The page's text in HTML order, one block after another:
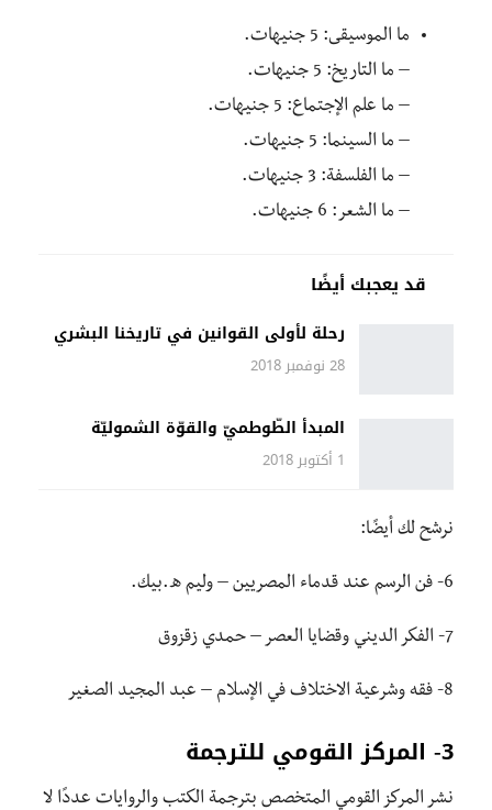
ما الموسيقى: 5 جنيهات.
– ما التاريخ: 5 جنيهات.
– ما علم الإجتماع: 5 جنيهات.
– ما السينما: 5 جنيهات.
– ما الفلسفة: 3 جنيهات.
– ما الشعر: 6 جنيهات.
قد يعجبك أيضًا
رحلة لأولى القوانين في تاريخنا البشري
28 نوفمبر 2018
المبدأ الطّوطميّ والقوّة الشموليّة
1 أكتوبر 2018
نرشح لك أيضًا:
6- فن الرسم عند قدماء المصريين – وليم ه.بيك.
7- الفكر الديني وقضايا العصر – حمدي زقزوق
8- فقه وشرعية الاختلاف في الإسلام – عبد المجيد الصغير
3- المركز القومي للترجمة
نشر المركز القومي المتخصص بترجمة الكتب والروايات عددًا لا